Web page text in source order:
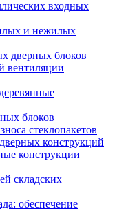
входных
и нежилых
дверных блоков
вентиляции
блоков
стеклопакетов
конструкций
конструкции
складских
обеспечение